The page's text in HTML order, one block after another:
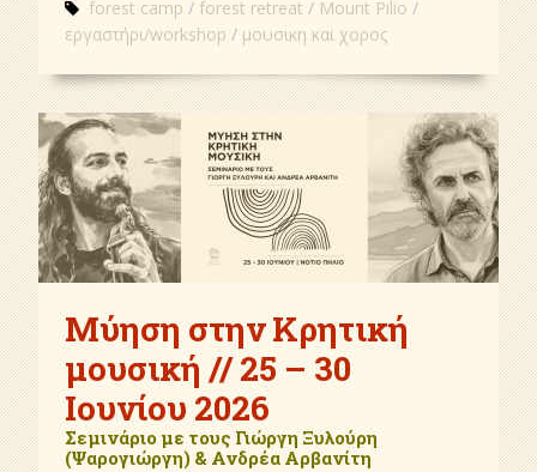
forest camp forest retreat
Mount Pilio
εργαστήρι/workshop
μουσικη και χορος
Μύηση στην Κρητική
μουσική // 25 – 30
Ιουνίου 2026
Σεμινάριο με τους Γιώργη Ξυλούρη
(Ψαρογιώργη) & Ανδρέα Αρβανίτη